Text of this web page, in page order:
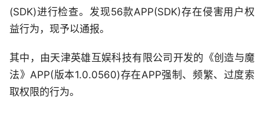
(SDK)进行检查。发现56款APP(SDK)存在侵害用户权
益行为，现予以通报。
其中，由天津英雄互娱科技有限公司开发的《创造与魔
法》APP(版本1.0.0560)存在APP强制、频繁、过度索
取权限的行为。